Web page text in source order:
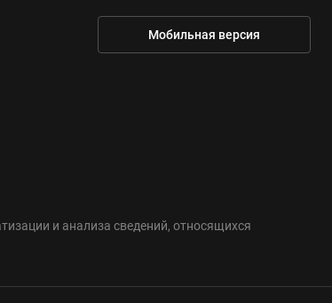
Мобильная версия
и анализа сведений, относящихся